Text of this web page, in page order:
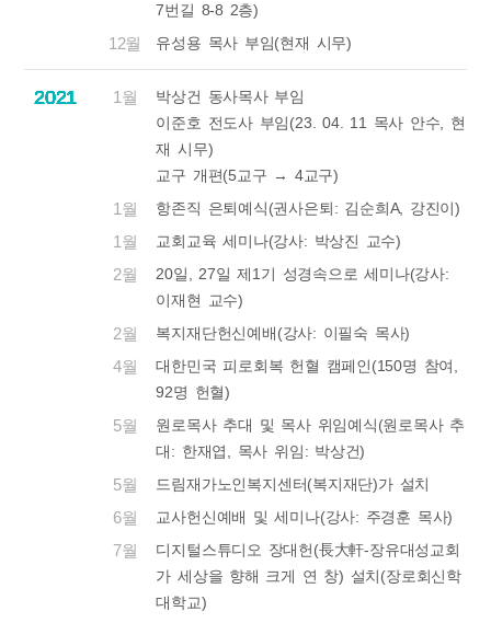
7번길 8-8 2층)
12월 유성용 목사 부임(현재 시무)
2021 1월
박상건 동사목사 부임
이준호 전도사 부임(23. 04. 11 목사 안수, 현
재 시무)
교구 개편(5교구 → 4교구)
2021
1월 항존직 은퇴예식(권사은퇴: 김순희A, 강진이)
2021
1월 교회교육 세미나(강사: 박상진 교수)
2021
2월
20일, 27일 제1기 성경속으로 세미나(강사:
이재현 교수)
2021
2월 복지재단헌신예배(강사: 이필숙 목사)
2021
4월
대한민국 피로회복 헌혈 캠페인(150명 참여,
92명 헌혈)
2021
5월
원로목사 추대 및 목사 위임예식(원로목사 추
대: 한재엽, 목사 위임: 박상건)
2021
5월 드림재가노인복지센터(복지재단)가 설치
2021
6월 교사헌신예배 및 세미나(강사: 주경훈 목사)
2021
7월
디지털스튜디오 장대헌(長大軒-장유대성교회
가 세상을 향해 크게 연 창) 설치(장로회신학
대학교)
2021
2021
2021
2021
2021
2021